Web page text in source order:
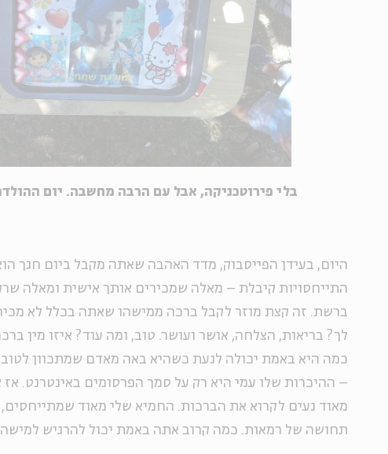
בלי פירוטכניקה, אבל עם הרבה מחשבה. יום
היום, בעידן הפייסבוק, מדד האהבה שאתה מקבל ביום חגך
התייחסויות קיבלת – מאלה שמכירים אותך אישית ומאלה
ברשת. זה קצת מוזר לקבל ברכה ממישהו שאתה בכלל לא
לך? בריאות, הצלחה, אושר ועושר. טוב, ומה עוד? איזו מין
כמה היא באמת יכולה לגעת כשהיא באה מאדם שמתכוון
– ההיכרות שלו עמי היא רק על סמך הפרסומים באינטרנט. אז
מאוד נעים לקרוא את הברכות. החמיא שלי מאוד
תחושה של רמאות. כמה קרוב אתה באמת יכול להרגיש